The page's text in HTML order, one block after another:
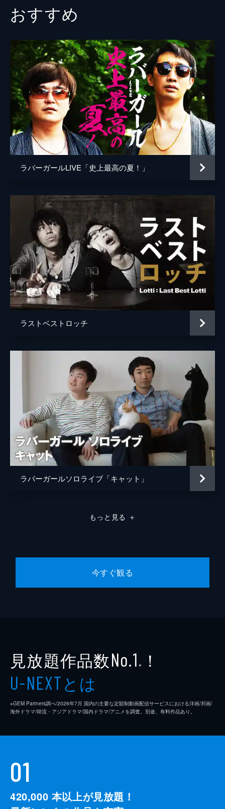
おすすめ
ラバーガールLIVE「史上最高の夏！」
ラストベストロッチ
ラバーガールソロライブ「キャット」
もっと見る ＋
今すぐ観る
見放題作品数No.1 ※ ！
U-NEXTとは
※GEM Partners調べ/2026年7⽉ 国内の主要な定額制動画配信サービスにおける洋画/邦画/
海外ドラマ/韓流・アジアドラマ/国内ドラマ/アニメを調査。別途、有料作品あり。
01
420,000 本以上が見放題！